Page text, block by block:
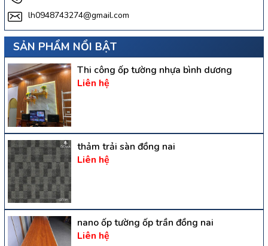
lh0948743274@gmail.com
SẢN PHẨM NỔI BẬT
Thi công ốp tường nhựa bình dương
Liên hệ
thảm trải sàn đồng nai
Liên hệ
nano ốp tường ốp trần đồng nai
Liên hệ